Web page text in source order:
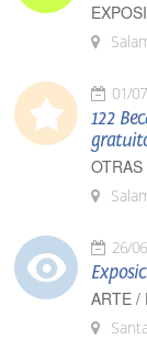
01/
122
26/
ARTE /